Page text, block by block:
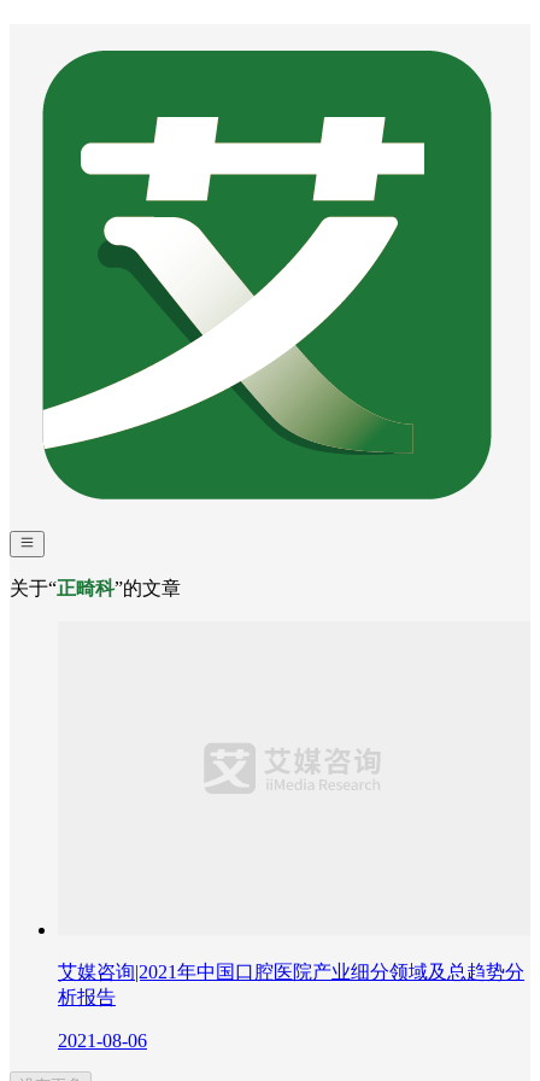
关于“正畸科”的文章
艾媒咨询|2021年中国口腔医院产业细分领域及总趋势分
析报告
2021-08-06